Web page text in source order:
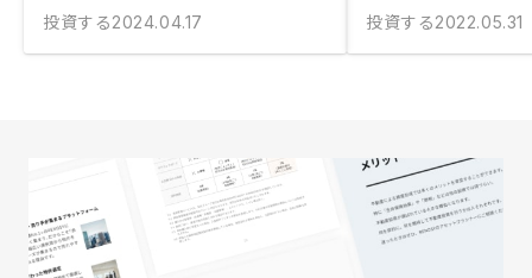
投資する2024.04.17
投資する2022.05.31